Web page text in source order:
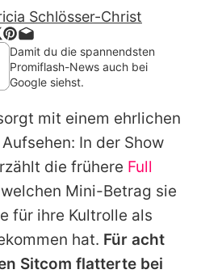
& Liebe
Exklusiv
auf Promiflash
Jobs
Team
Richtlinien
Schlösser-Christ
Damit du die spannendsten
Promiflash-News auch bei
Google siehst.
mit einem ehrlichen
In der Show
die frühere Full
Mini-Betrag sie
für ihre Kultrolle als
hat. Für acht
Sitcom flatterte bei